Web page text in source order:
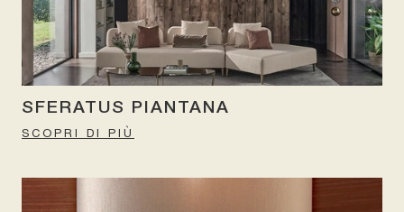
SFERATUS PIANTANA
SCOPRI DI PIÙ